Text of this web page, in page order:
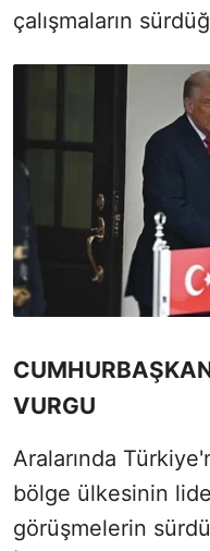
çalışmaların
VURGU
Aralarında
bölge ülkesinin
görüşmelerin